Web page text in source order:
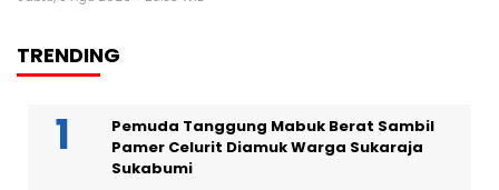
TRENDING
Pemuda Tanggung Mabuk Berat Sambil
Pamer Celurit Diamuk Warga Sukaraja
Sukabumi